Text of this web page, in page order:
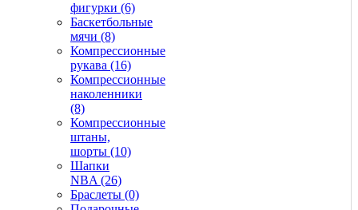
фигурки (6)
Баскетбольные
мячи (8)
Компрессионные
рукава (16)
Компрессионные
наколенники
(8)
Компрессионные
штаны,
шорты (10)
Шапки
NBA (26)
Браслеты (0)